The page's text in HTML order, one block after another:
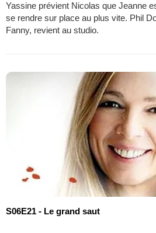
Yassine prévient Nicolas que Jeanne
se rendre sur place au plus vite. Phil
Fanny, revient au studio.
S06E21 - Le grand saut